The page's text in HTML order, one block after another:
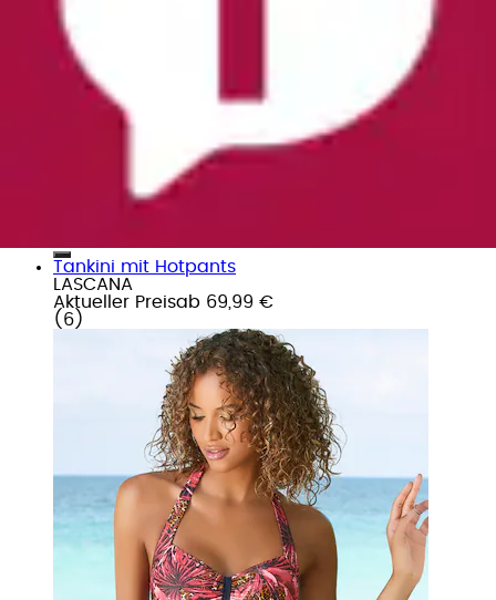
Tankini mit Hotpants
LASCANA
Aktueller Preisab 69,99 €
( 6 )